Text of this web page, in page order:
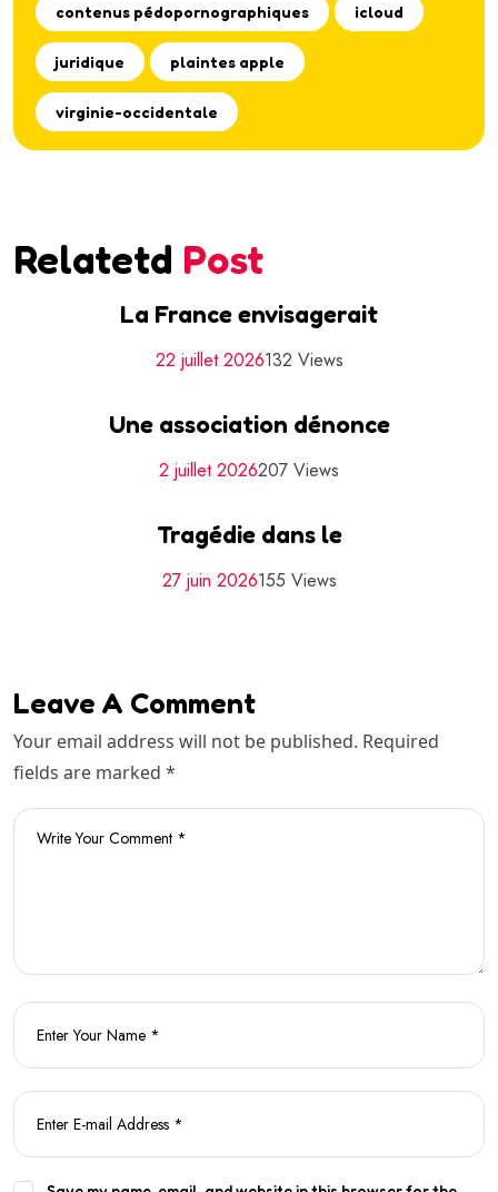
contenus pédopornographiques icloud
juridique plaintes apple
virginie-occidentale
Relatetd Post
La France envisagerait
22 juillet 2026132 Views
Une association dénonce
2 juillet 2026207 Views
Tragédie dans le
27 juin 2026155 Views
Leave A Comment
Your email address will not be published. Required
fields are marked *